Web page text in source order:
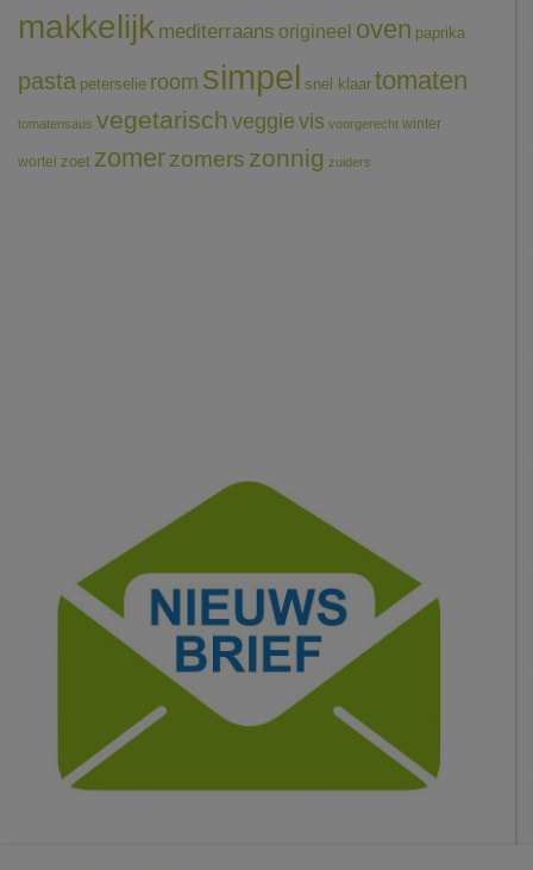
makkelijk mediterraans origineel oven paprika
pasta peterselie room simpel snel klaar tomaten
tomatensaus vegetarischveggie vis voorgerecht winter
wortel zoet zomerzomers zonnig zuiders